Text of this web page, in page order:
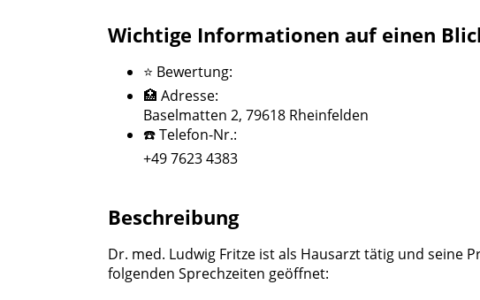
Wichtige Informationen auf einen
⭐ Bewertung:
🏥 Adresse:
Baselmatten 2, 79618 Rheinfelden
☎️ Telefon-Nr.:
+49 7623 4383
Beschreibung
Dr. med. Ludwig Fritze ist als Hausarzt tätig und seine
folgenden Sprechzeiten geöffnet: